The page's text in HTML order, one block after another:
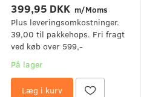
399,95 DKK m/Moms
Plus leveringsomkostninger.
39,00 til pakkehops. Fri fragt
ved køb over 599,-
På lager
Læg i kurv